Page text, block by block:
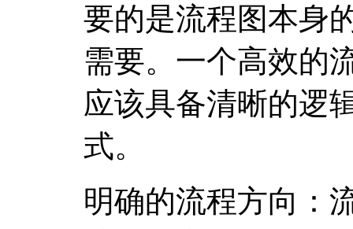
要的是流程图本身
需要。一个高效的
应该具备清晰的逻
式。
明确的流程方向：